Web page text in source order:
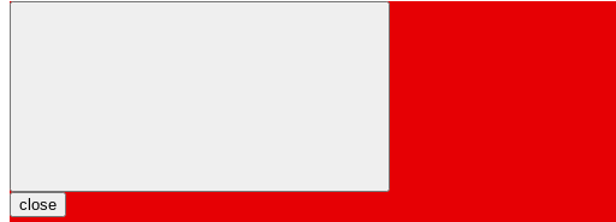
close